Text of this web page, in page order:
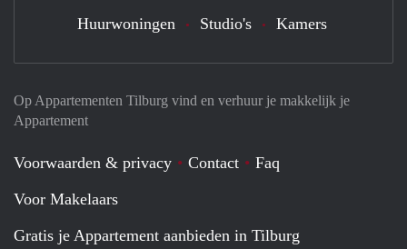
Op Appartementen Tilburg vind en verhuur je makkelijk je
Appartement
Voorwaarden & privacy Contact
Faq
Voor Makelaars
Gratis je Appartement aanbieden in Tilburg
Huurwoningen Studio's Kamers